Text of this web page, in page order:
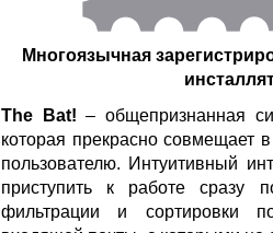
Многоязычная
The Bat! – общепризнанная
которая прекрасно совмещает
пользователю. Интуитивный
приступить к работе сразу
фильтрации и сортировки